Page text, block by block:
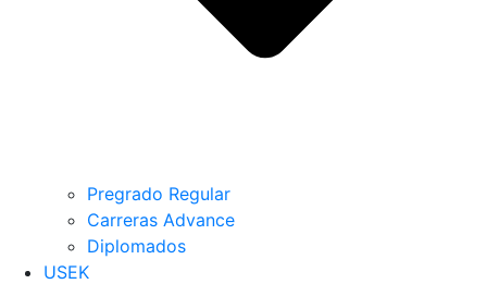
Pregrado Regular
Carreras Advance
Diplomados
USEK